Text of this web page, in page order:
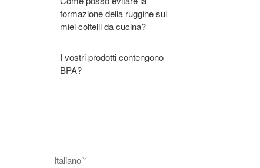
formazione della ruggine sui
miei coltelli da cucina?
I vostri prodotti contengono
BPA?
Italiano